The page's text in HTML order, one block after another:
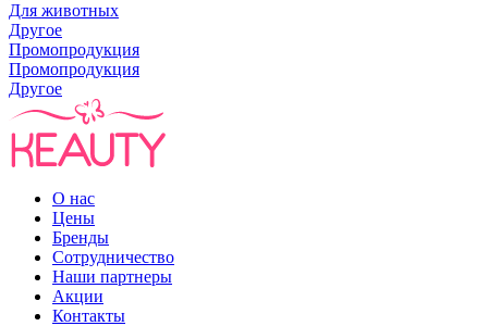
Для животных
Другое
Промопродукция
Промопродукция
Другое
О нас
Цены
Бренды
Сотрудничество
Наши партнеры
Акции
Контакты